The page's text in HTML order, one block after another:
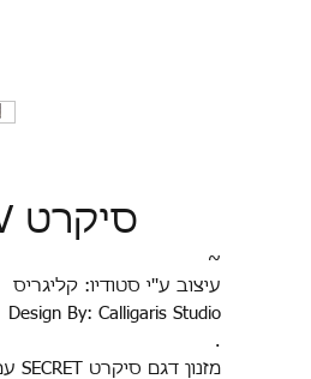
סיקרט SECRET 6053-3V
~
עיצוב ע''י סטודיו: קליגריס
Design By: Calligaris Studio
.
מזנון דגם סיקרט
SECRET עם 4 תאים